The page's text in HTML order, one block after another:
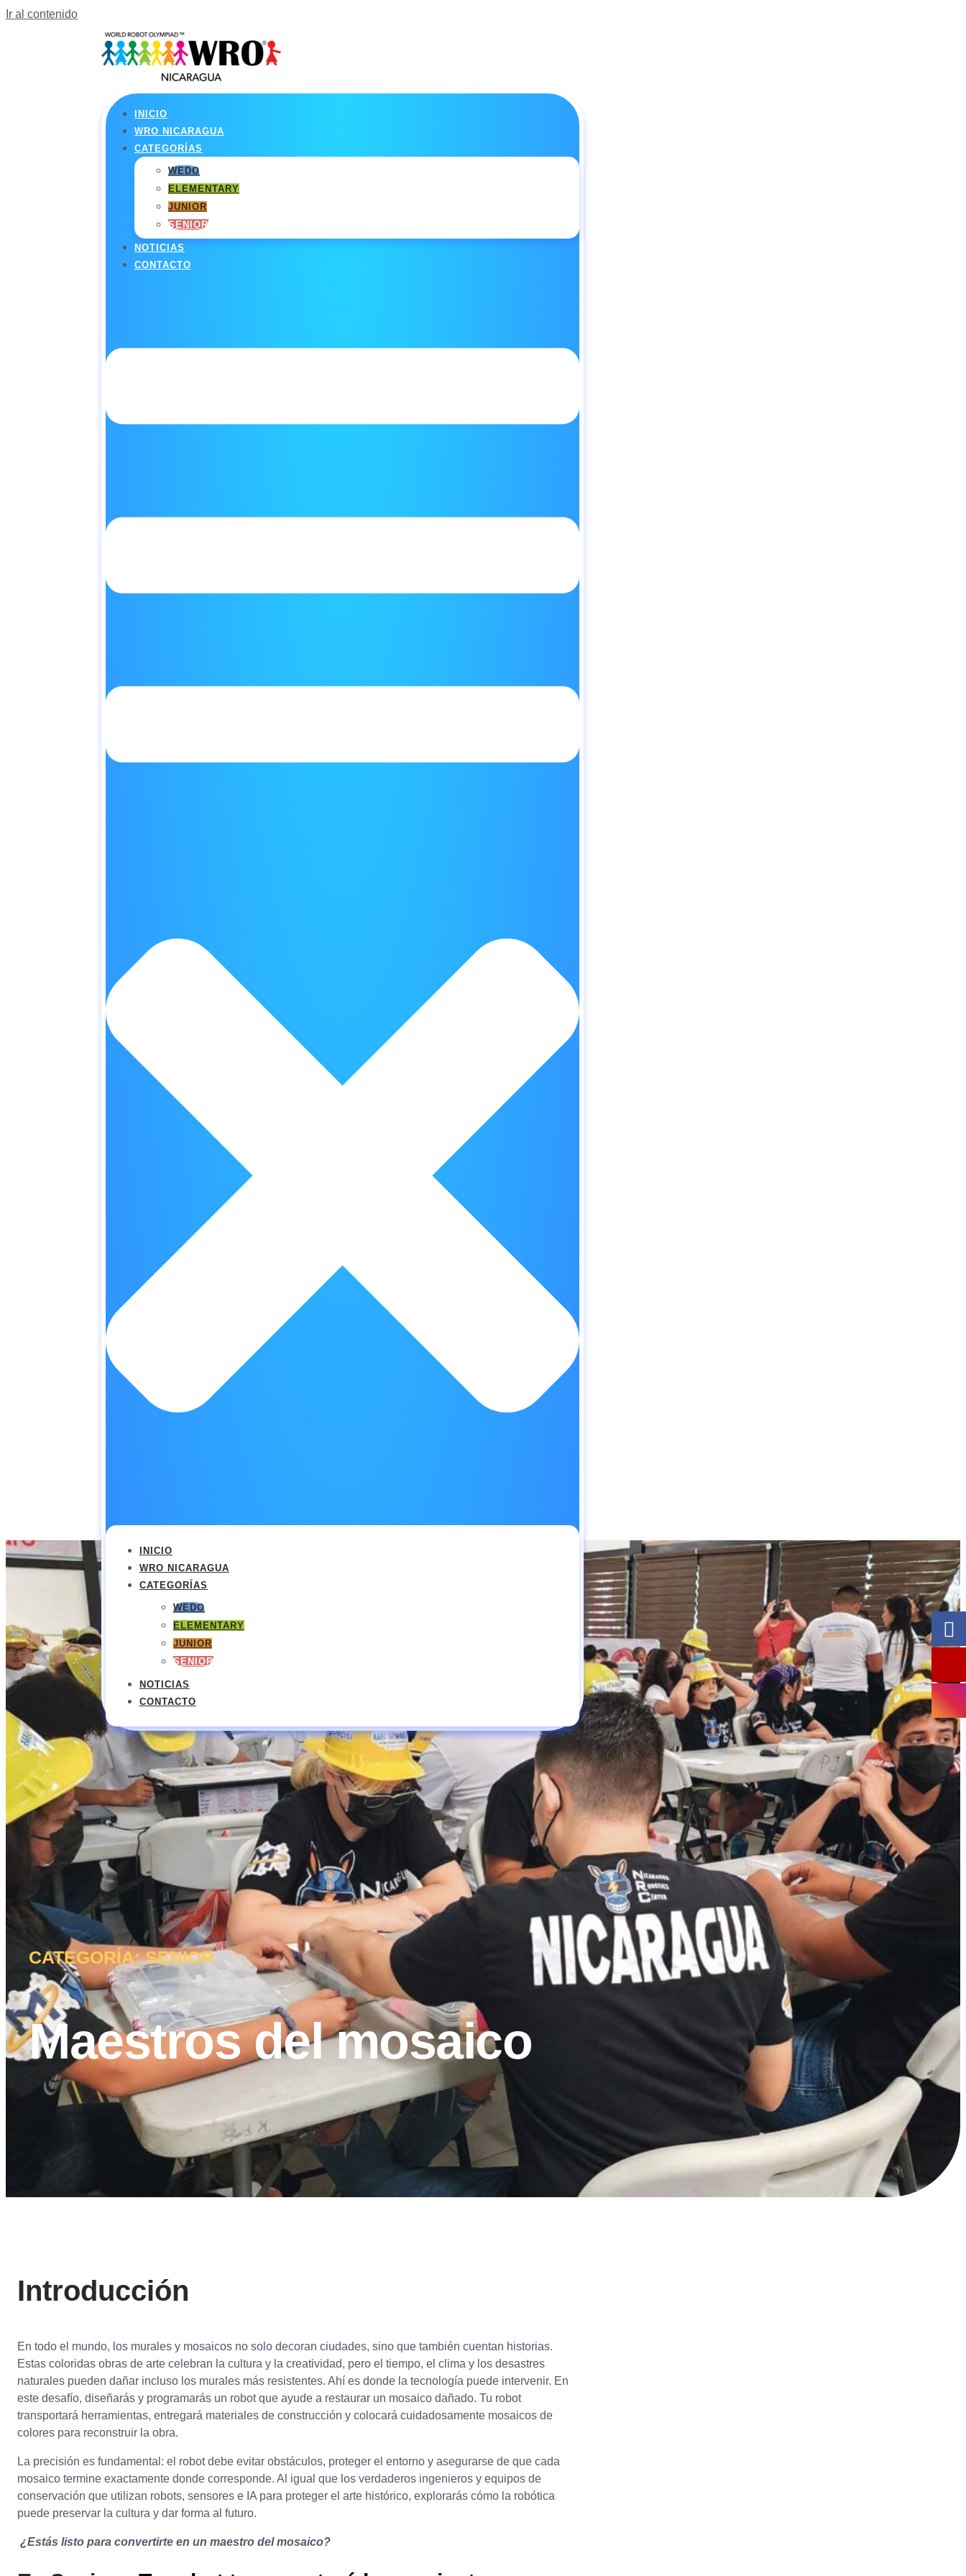
Ir al contenido
INICIO
WRO NICARAGUA
CATEGORÍAS
WEDO
ELEMENTARY
JUNIOR
SENIOR
NOTICIAS
CONTACTO
INICIO
WRO NICARAGUA
CATEGORÍAS
WEDO
ELEMENTARY
JUNIOR
SENIOR
NOTICIAS
CONTACTO
CATEGORÍA: SENIOR
Maestros del mosaico
Introducción
En todo el mundo, los murales y mosaicos no solo decoran ciudades, sino que también cuentan historias.
Estas coloridas obras de arte celebran la cultura y la creatividad, pero el tiempo, el clima y los desastres
naturales pueden dañar incluso los murales más resistentes. Ahí es donde la tecnología puede intervenir. En
este desafío, diseñarás y programarás un robot que ayude a restaurar un mosaico dañado. Tu robot
transportará herramientas, entregará materiales de construcción y colocará cuidadosamente mosaicos de
colores para reconstruir la obra.
La precisión es fundamental: el robot debe evitar obstáculos, proteger el entorno y asegurarse de que cada
mosaico termine exactamente donde corresponde. Al igual que los verdaderos ingenieros y equipos de
conservación que utilizan robots, sensores e IA para proteger el arte histórico, explorarás cómo la robótica
puede preservar la cultura y dar forma al futuro.
¿Estás listo para convertirte en un maestro del mosaico?